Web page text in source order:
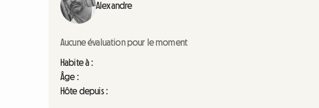
Alexandre
Aucune évaluation pour le moment
Habite à :
Âge :
Hôte depuis :